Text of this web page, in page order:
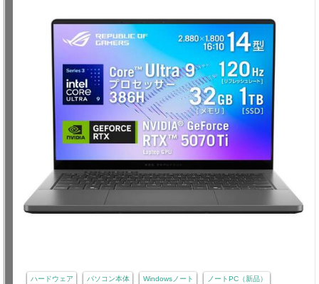
ハードウェア パソコン本体 Windowsノート ノートPC（新品）